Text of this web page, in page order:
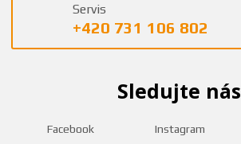
Servis
+420 731 106 802
Sledujte nás
Facebook Instagram